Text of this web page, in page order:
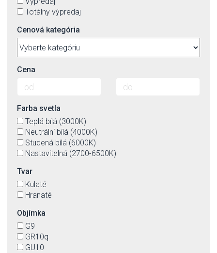
Totálny výpredaj
Cenová kategória
Cena
Farba svetla
Teplá bílá (3000K)
Neutrální bílá (4000K)
Studená bílá (6000K)
Nastavitelná (2700-6500K)
Tvar
Kulaté
Hranaté
Objímka
G9
GR10q
GU10